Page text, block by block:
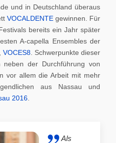
und in Deutschland überaus
VOCALDENTE gewinnen. Für
bereits ein Jahr später
A-capella Ensembles der
VOCES8. Schwerpunkte dieser
der Durchführung von
vor allem die Arbeit mit mehr
aus Nassau und
2016
Als